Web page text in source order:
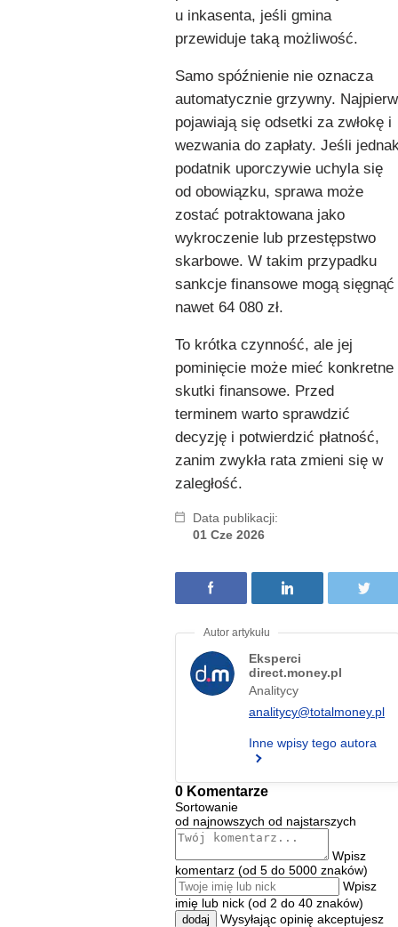
u inkasenta, jeśli gmina
przewiduje taką możliwość.
Samo spóźnienie nie oznacza
automatycznie grzywny. Najpierw
pojawiają się odsetki za zwłokę i
wezwania do zapłaty. Jeśli
podatnik uporczywie uchyla się
od obowiązku, sprawa może
zostać potraktowana jako
wykroczenie lub przestępstwo
skarbowe. W takim przypadku
sankcje finansowe mogą sięgnąć
nawet 64 080 zł.
To krótka czynność, ale jej
pominięcie może mieć konkretne
skutki finansowe. Przed
terminem warto sprawdzić
decyzję i potwierdzić płatność,
zanim zwykła rata zmieni się w
zaległość.
Data publikacji:
01 Cze 2026
Eksperci
direct.money.pl
Analitycy
analitycy@totalmoney.pl
Inne wpisy tego autora
0 Komentarze
Sortowanie
od najnowszych od najstarszych
Wpisz
komentarz (od 5 do 5000 znaków)
Wpisz
imię lub nick (od 2 do 40 znaków)
dodaj
Wysyłając opinię akceptujesz